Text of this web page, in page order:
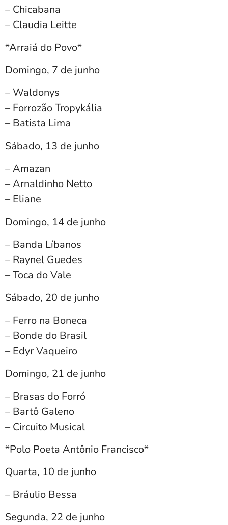
– Chicabana
– Claudia Leitte
*Arraiá do Povo*
Domingo, 7 de junho
– Waldonys
– ⁠Forrozão Tropykália
– ⁠Batista Lima
Sábado, 13 de junho
– Amazan
– ⁠Arnaldinho Netto
– ⁠Eliane
Domingo, 14 de junho
– Banda Líbanos
– ⁠Raynel Guedes
– ⁠Toca do Vale
Sábado, 20 de junho
– Ferro na Boneca
– ⁠Bonde do Brasil
– ⁠Edyr Vaqueiro
Domingo, 21 de junho
– Brasas do Forró
– ⁠Bartô Galeno
– ⁠Circuito Musical
*Polo Poeta Antônio Francisco*
Quarta, 10 de junho
– Bráulio Bessa
Segunda, 22 de junho